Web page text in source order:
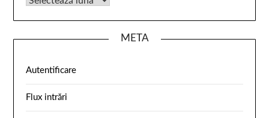
META
Autentificare
Flux intrări